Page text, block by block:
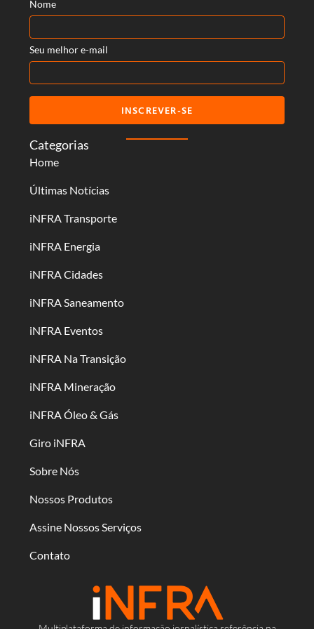
Categorias
Home
Últimas Notícias
iNFRA Transporte
iNFRA Energia
iNFRA Cidades
iNFRA Saneamento
iNFRA Eventos
iNFRA Na Transição
iNFRA Mineração
iNFRA Óleo & Gás
Giro iNFRA
Sobre Nós
Nossos Produtos
Assine Nossos Serviços
Contato
Nome
Seu melhor e-mail
INSCREVER-SE